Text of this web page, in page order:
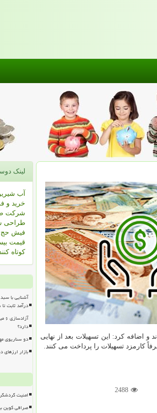
اضافه کرد: این تسهیلات بعد از نهایی
کارمزد تسهیلات را پرداخت می کنند.
2488
لینک
آب
خرید و
شرکت
طراحی
فیش حج
قیمت
کوتاه
آشنایی با
درآمد ثابت
دارد؟
دو سناریوی
بازار ارزهای
امنیت
صرافی کوین بیس معاملات